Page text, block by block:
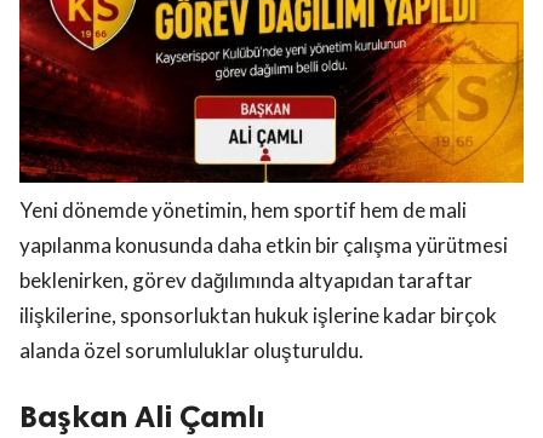
Yeni dönemde yönetimin, hem sportif hem de mali
yapılanma konusunda daha etkin bir çalışma yürütmesi
beklenirken, görev dağılımında altyapıdan taraftar
ilişkilerine, sponsorluktan hukuk işlerine kadar birçok
alanda özel sorumluluklar oluşturuldu.
Başkan Ali Çamlı